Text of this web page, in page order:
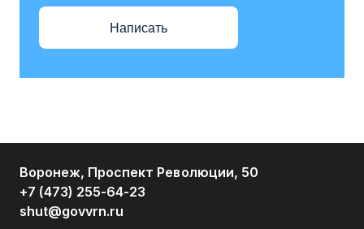
Написать
Воронеж, Проспект Революции, 50
+7 (473) 255-64-23
shut@govvrn.ru